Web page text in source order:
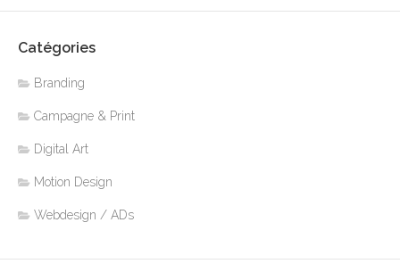
Catégories
Branding
Campagne & Print
Digital Art
Motion Design
Webdesign / ADs